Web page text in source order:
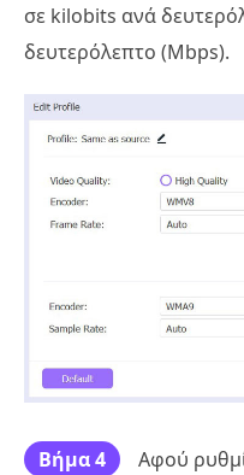
σε kilobits ανά
δευτερόλεπτο (Mbps).
Βήμα 4
Αφού